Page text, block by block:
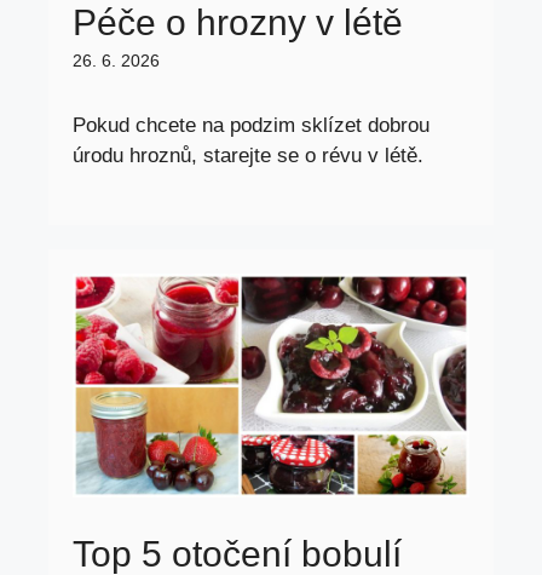
Péče o hrozny v létě
26. 6. 2026
Pokud chcete na podzim sklízet dobrou
úrodu hroznů, starejte se o révu v létě.
Top 5 otočení bobulí